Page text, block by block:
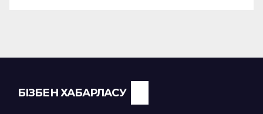
БІЗБЕН ХАБАРЛАСУ